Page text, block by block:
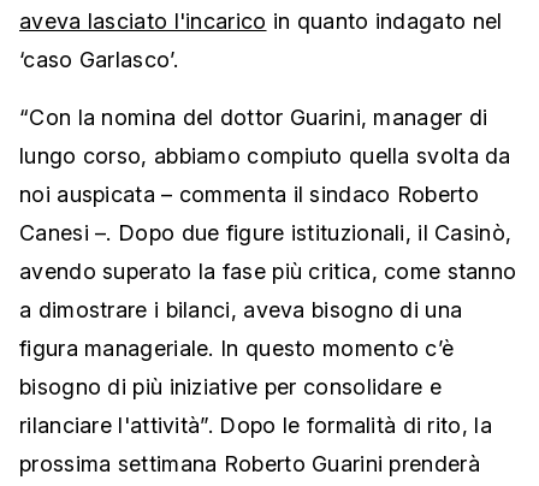
aveva lasciato l'incarico in quanto indagato nel
‘caso Garlasco’.
“Con la nomina del dottor Guarini, manager di
lungo corso, abbiamo compiuto quella svolta da
noi auspicata – commenta il sindaco Roberto
Canesi –. Dopo due figure istituzionali, il Casinò,
avendo superato la fase più critica, come stanno
a dimostrare i bilanci, aveva bisogno di una
figura manageriale. In questo momento c’è
bisogno di più iniziative per consolidare e
rilanciare l'attività”. Dopo le formalità di rito, la
prossima settimana Roberto Guarini prenderà